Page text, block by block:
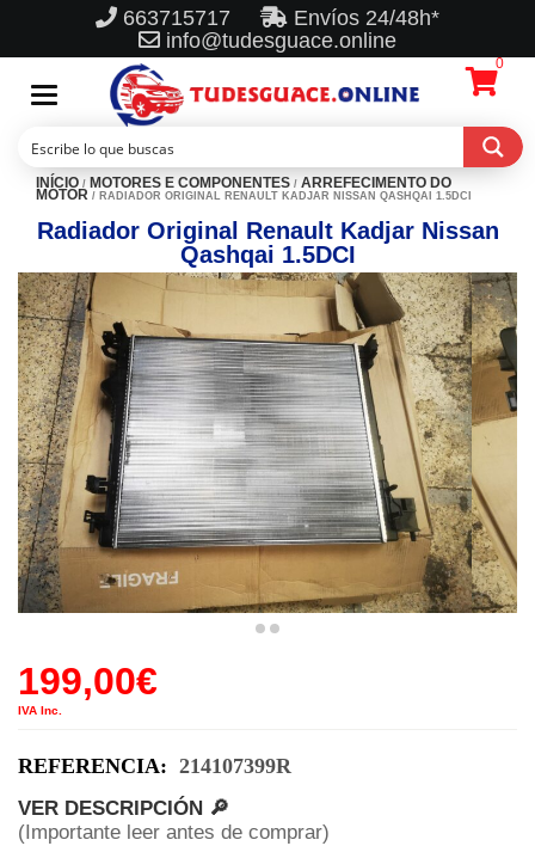
663715717
Envíos 24/48h*
info@tudesguace.online
Toggle
navigation
0
INÍCIO / MOTORES E COMPONENTES / ARREFECIMENTO DO
MOTOR / RADIADOR ORIGINAL RENAULT KADJAR NISSAN QASHQAI 1.5DCI
Radiador Original Renault Kadjar Nissan
Qashqai 1.5DCI
199,00€
IVA Inc.
REFERENCIA: 214107399R
VER DESCRIPCIÓN 🔎
(Importante leer antes de comprar)